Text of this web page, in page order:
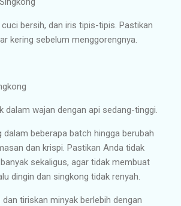
bersih, dan iris tipis-tipis. Pastikan
kering sebelum menggorengnya.
dalam wajan dengan api sedang-tinggi.
beberapa batch hingga berubah
dan krispi. Pastikan Anda tidak
sekaligus, agar tidak membuat
dingin dan singkong tidak renyah.
tiriskan minyak berlebih dengan